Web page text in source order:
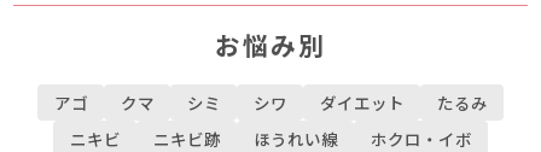
お悩み別
アゴ クマ シミ シワ ダイエット
たるみ
ニキビ
ニキビ跡 ほうれい線
ホクロ・イボ